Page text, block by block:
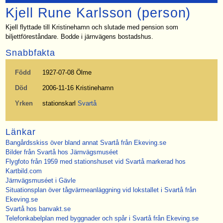
Kjell Rune Karlsson (person)
Kjell flyttade till Kristinehamn och slutade med pension som
biljettföreståndare. Bodde i järnvägens bostadshus.
Snabbfakta
Född 1927-07-08 Ölme
Död 2006-11-16 Kristinehamn
Yrken stationskarlSvartå
Länkar
Bangårdsskiss över bland annat Svartå från Ekeving.se
Bilder från Svartå hos Järnvägsmuséet
Flygfoto från 1959 med stationshuset vid Svartå markerad hos
Kartbild.com
Järnvägsmuséet i Gävle
Situationsplan över tågvärmeanläggning vid lokstallet i Svartå från
Ekeving.se
Svartå hos banvakt.se
Telefonkabelplan med byggnader och spår i Svartå från Ekeving.se